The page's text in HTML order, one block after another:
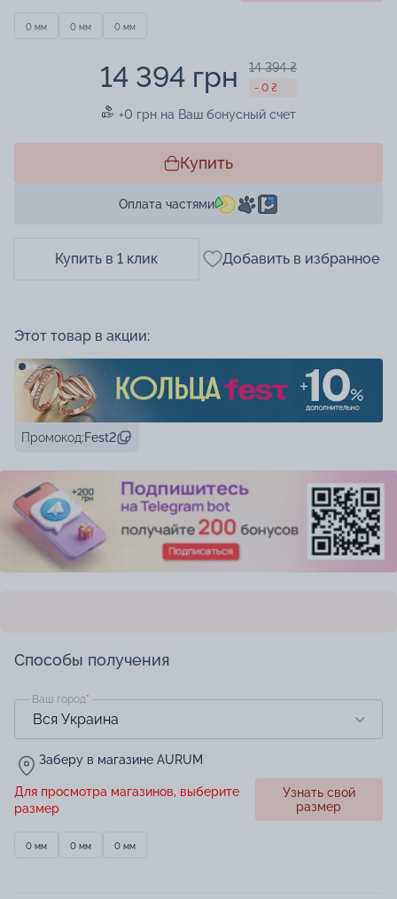
0 мм 0 мм 0 мм
14 394 грн 14 394 ₴
- 0 ₴
+0 грн на Ваш бонусный счет
Купить
Оплата частями
Купить в 1 клик Добавить в избранное
Этот товар в акции:
Промокод:Fest2
Способы получения
Ваш город*
Заберу в магазине AURUM
Для просмотра магазинов, выберите
размер
Узнать свой
размер
0 мм 0 мм 0 мм